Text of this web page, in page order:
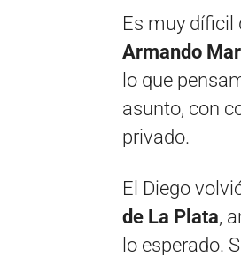
Es muy díficil
Armando
lo que
asunto, con
privado.
El Diego
de La Plata,
lo esperado.